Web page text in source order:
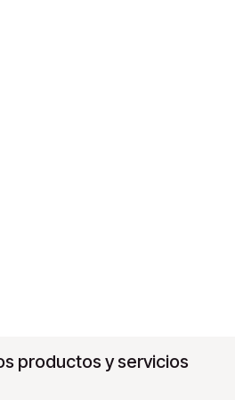
productos y servicios